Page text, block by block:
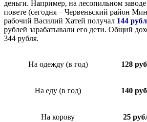
деньги. Например, на лесопильном
повете (сегодня – Червеньский район
рабочий Василий Хатей получал 144
рублей зарабатывали его дети. Общий
344 рубля.
На одежду (в год) 128
На еду (в год) 140
На корову 25